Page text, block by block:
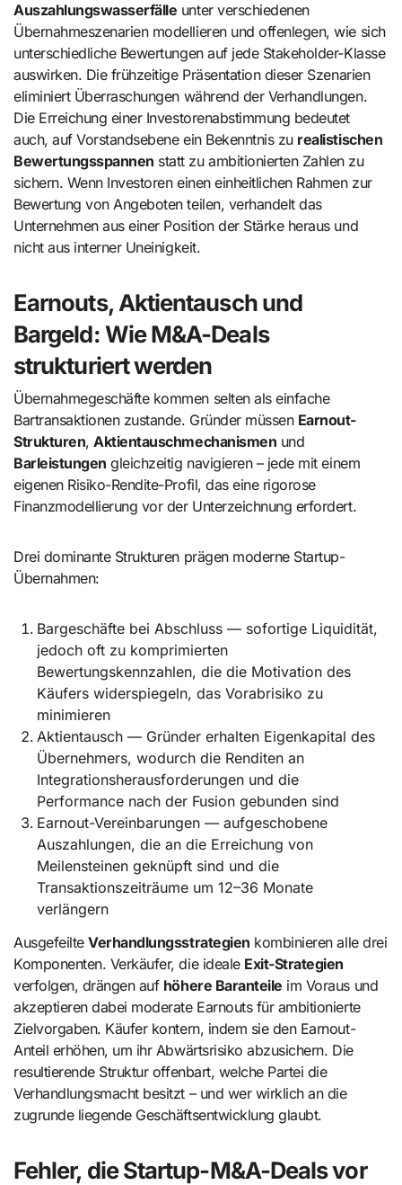
Auszahlungswasserfälle unter verschiedenen
Übernahmeszenarien modellieren und offenlegen, wie sich
unterschiedliche Bewertungen auf jede Stakeholder-Klasse
auswirken. Die frühzeitige Präsentation dieser Szenarien
eliminiert Überraschungen während der Verhandlungen.
Die Erreichung einer Investorenabstimmung bedeutet
auch, auf Vorstandsebene ein Bekenntnis zu realistischen
Bewertungsspannen statt zu ambitionierten Zahlen zu
sichern. Wenn Investoren einen einheitlichen Rahmen zur
Bewertung von Angeboten teilen, verhandelt das
Unternehmen aus einer Position der Stärke heraus und
nicht aus interner Uneinigkeit.
Earnouts, Aktientausch und
Bargeld: Wie M&A-Deals
strukturiert werden
Übernahmegeschäfte kommen selten als einfache
Bartransaktionen zustande. Gründer müssen Earnout-
Strukturen,Aktientauschmechanismen und
Barleistungen gleichzeitig navigieren – jede mit einem
eigenen Risiko-Rendite-Profil, das eine rigorose
Finanzmodellierung vor der Unterzeichnung erfordert.
Drei dominante Strukturen prägen moderne Startup-
Übernahmen:
Bargeschäfte bei Abschluss — sofortige Liquidität,
jedoch oft zu komprimierten
Bewertungskennzahlen, die die Motivation des
Käufers widerspiegeln, das Vorabrisiko zu
minimieren
Aktientausch — Gründer erhalten Eigenkapital des
Übernehmers, wodurch die Renditen an
Integrationsherausforderungen und die
Performance nach der Fusion gebunden sind
Earnout-Vereinbarungen — aufgeschobene
Auszahlungen, die an die Erreichung von
Meilensteinen geknüpft sind und die
Transaktionszeiträume um 12–36 Monate
verlängern
AusgefeilteVerhandlungsstrategien kombinieren alle drei
Komponenten. Verkäufer, die ideale Exit-Strategien
verfolgen, drängen auf höhere Baranteile im Voraus und
akzeptieren dabei moderate Earnouts für ambitionierte
Zielvorgaben. Käufer kontern, indem sie den Earnout-
Anteil erhöhen, um ihr Abwärtsrisiko abzusichern. Die
resultierende Struktur offenbart, welche Partei die
Verhandlungsmacht besitzt – und wer wirklich an die
zugrunde liegende Geschäftsentwicklung glaubt.
Fehler, die Startup-M&A-Deals vor